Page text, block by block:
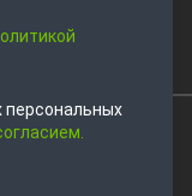
персональных
защищены.
сайте, носит